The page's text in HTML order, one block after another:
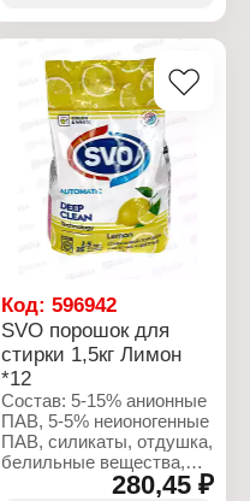
Экономичный расход.
семьи. Состав: вода,
лауретсульфат натрия,
кокамидопропилбетаин,
хлорид натрия, кокамид
ДЭА, глицерин, отдушка,
метилхлоризотиазолинон,
метилизотиазолинон,
лимонная кислота,
бензофенон-4,
тетранатрий ЭДТК,
191140, CI 42090
Характеристики:
Бренд: SVO
Тип товара: Мыло
жидкое
Аромат: Олива
Объем: 500 мл
Код:596942
SVO порошок для
стирки 1,5кг Лимон
*12
Состав: 5-15% анионные
ПАВ, 5-5% неионогенные
ПАВ, силикаты, отдушка,
белильные вещества,
280,45 ₽